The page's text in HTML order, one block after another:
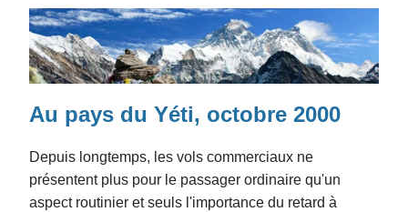
Détails
Au pays du Yéti, octobre 2000
Depuis longtemps, les vols commerciaux ne
présentent plus pour le passager ordinaire qu'un
aspect routinier et seuls l'importance du retard à